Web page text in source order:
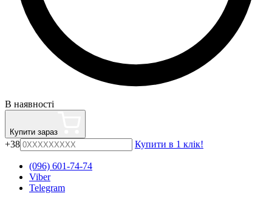
В наявності
Купити зараз
+38 Купити в 1 клік!
(096) 601-74-74
Viber
Telegram